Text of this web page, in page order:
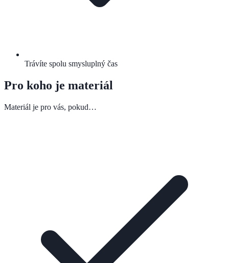
Trávíte spolu smysluplný čas
Pro koho je materiál
Materiál je pro vás, pokud…